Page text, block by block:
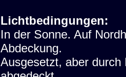
Lichtbedingungen:
In der Sonne. Auf
Abdeckung.
Ausgesetzt, aber durch